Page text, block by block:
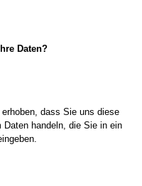
Daten?
erhoben, dass Sie uns diese
handeln, die Sie in ein